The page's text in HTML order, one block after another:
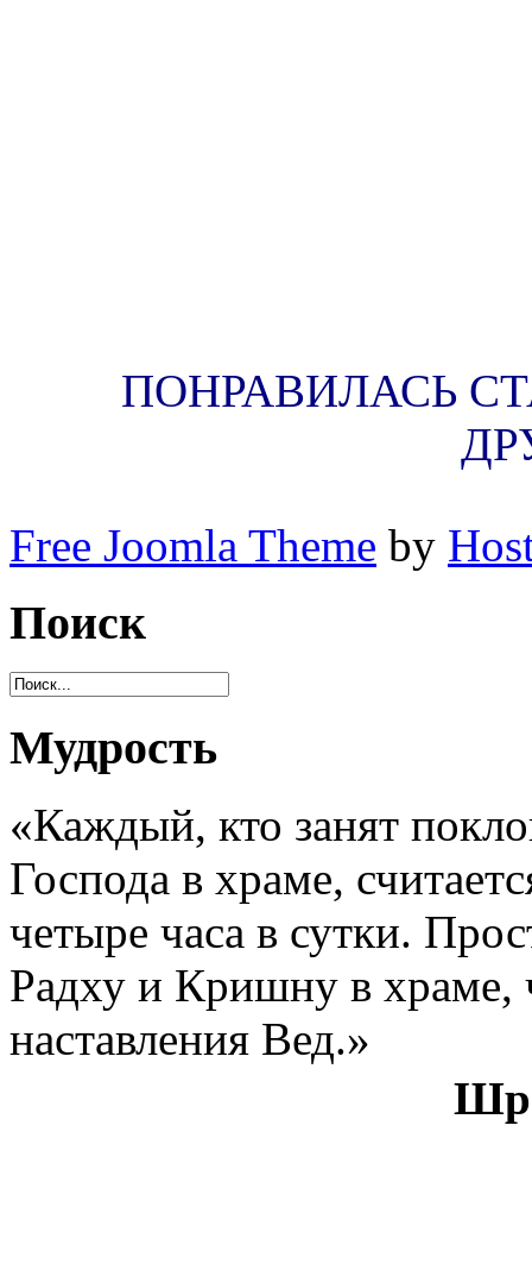
ПОНРАВИЛАСЬ
Free Joomla Theme by
Поиск
Мудрость
«Каждый, кто занят
Господа в храме,
четыре часа в сутки.
Радху и Кришну в храме,
наставления Вед.»